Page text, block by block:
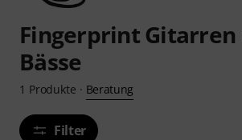
Fingerprint Gitarren
Bässe
1 Produkte · Beratung
Filter